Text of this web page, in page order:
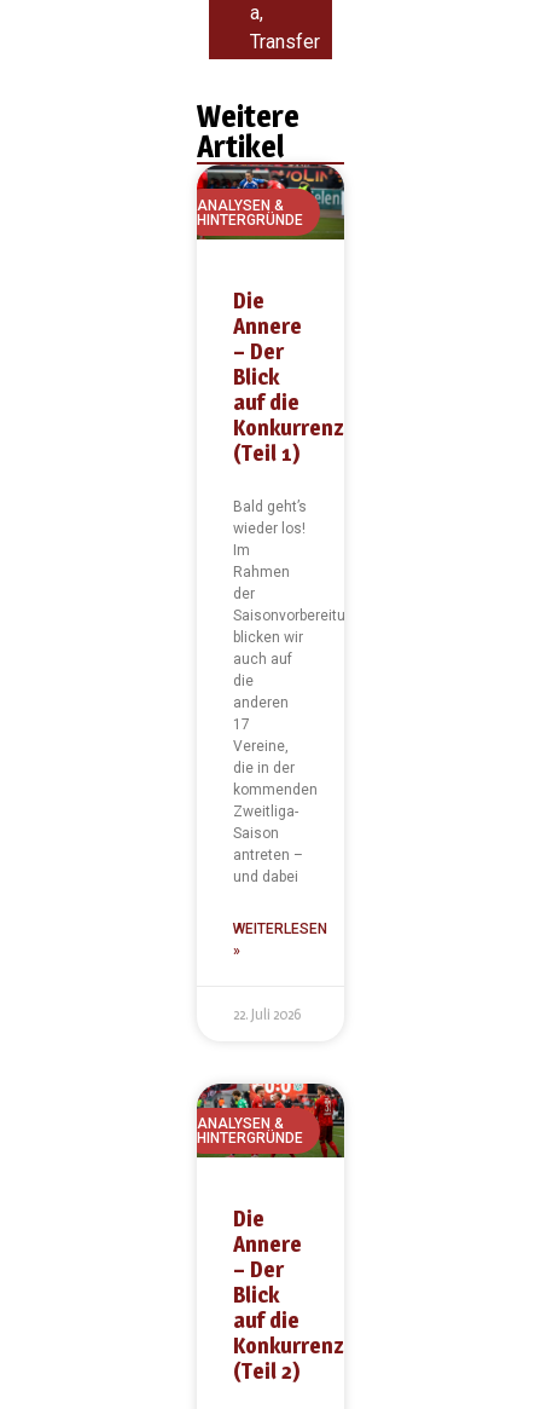
a,
Transfer
Weitere
Artikel
ANALYSEN &
HINTERGRÜNDE
Die
Annere
– Der
Blick
auf die
Konkurrenz
(Teil 1)
Bald geht’s
wieder los!
Im
Rahmen
der
Saisonvorbereitung
blicken wir
auch auf
die
anderen
17
Vereine,
die in der
kommenden
Zweitliga-
Saison
antreten –
und dabei
WEITERLESEN
»
22. Juli 2026
ANALYSEN &
HINTERGRÜNDE
Die
Annere
– Der
Blick
auf die
Konkurrenz
(Teil 2)